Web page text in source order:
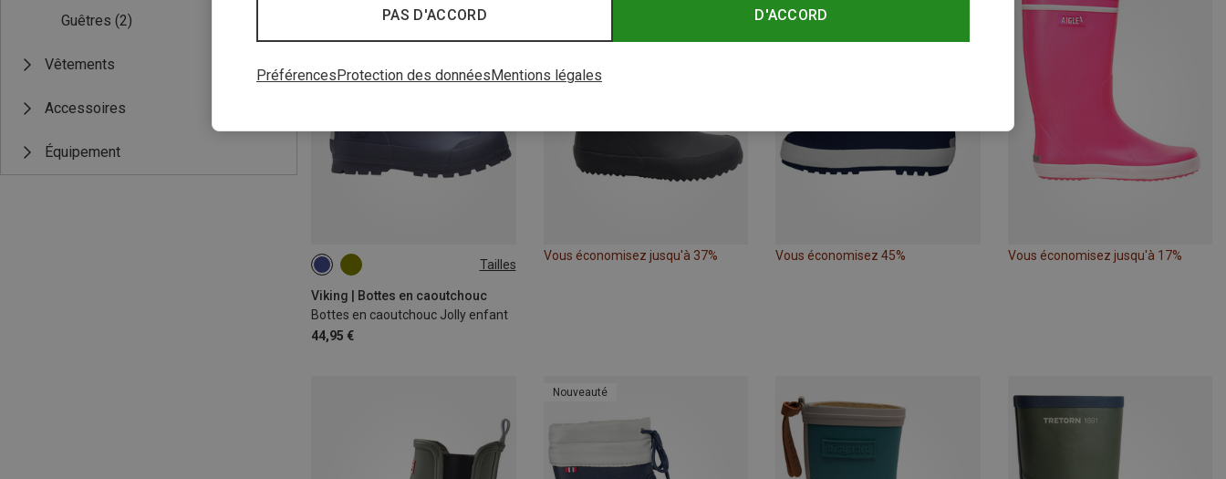
Guêtres (2)
Vêtements
Accessoires
Équipement
Tailles
Viking | Bottes en caoutchouc
Bottes en caoutchouc Jolly enfant
44,95 €
Vous économisez jusqu'à 37% Vous économisez 45% Vous économisez jusqu'à 17%
Nouveauté
D'ACCORD
PAS D'ACCORD
PréférencesProtection des donnéesMentions légales